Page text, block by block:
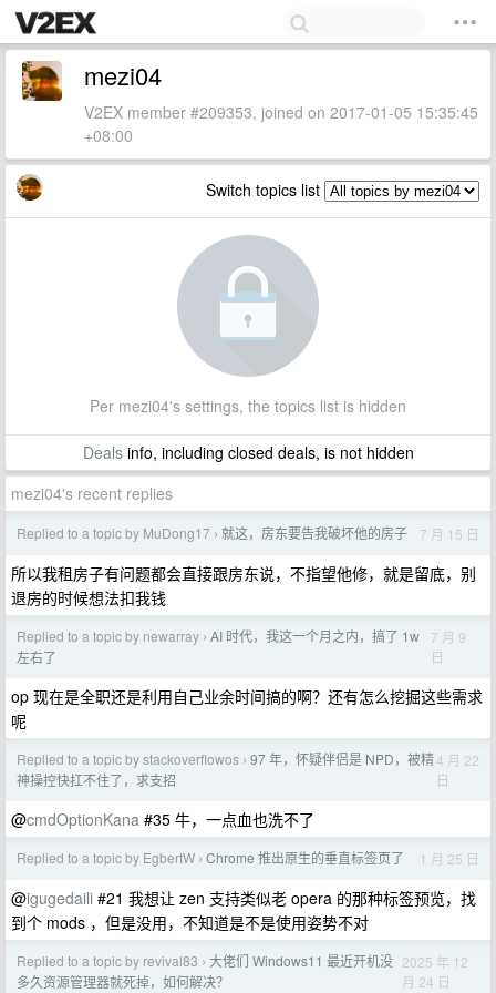
mezi04
V2EX member #209353, joined on 2017-01-05 15:35:45
+08:00
Switch topics list
Per mezi04's settings, the topics list is hidden
Dealsinfo, including closed deals, is not hidden
mezi04's recent replies
Replied to a topic by MuDong17 › 就这，房东要告我破坏他的房子 7 月 15 日
所以我租房子有问题都会直接跟房东说，不指望他修，就是留底，别
退房的时候想法扣我钱
Replied to a topic by newarray › AI 时代，我这一个月之内，搞了 1w
左右了
7 月 9
日
op 现在是全职还是利用自己业余时间搞的啊？还有怎么挖掘这些需求
呢
Replied to a topic by stackoverflowos › 97 年，怀疑伴侣是 NPD，被精
神操控快扛不住了，求支招
4 月 22
日
@cmdOptionKana #35 牛，一点血也洗不了
Replied to a topic by EgbertW › Chrome 推出原生的垂直标签页了 1 月 25 日
@igugedaili #21 我想让 zen 支持类似老 opera 的那种标签预览，找
到个 mods ，但是没用，不知道是不是使用姿势不对
Replied to a topic by revival83 › 大佬们 Windows11 最近开机没
多久资源管理器就死掉，如何解决？
2025 年 12
月 24 日